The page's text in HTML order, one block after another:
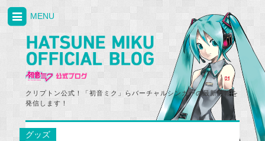
クリプトン公式！「初音ミク」らバーチャルシンガーの最新情報を
発信します！
MENU
グッズ